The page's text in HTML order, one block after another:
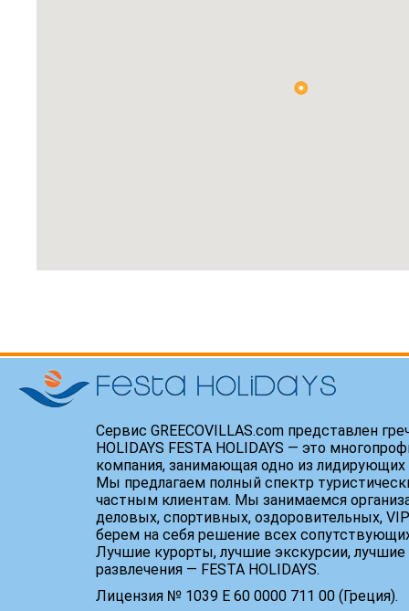
Сервис GREECOVILLAS.com представлен
HOLIDAYS FESTA HOLIDAYS — это
компания, занимающая одно из
Мы предлагаем полный спектр
частным клиентам. Мы занимаемся
деловых, спортивных, оздоровительных,
берем на себя решение всех
Лучшие курорты, лучшие экскурсии, лучшие
развлечения — FESTA HOLIDAYS.
Лицензия № 1039 Е 60 0000 711 00 (Греция).